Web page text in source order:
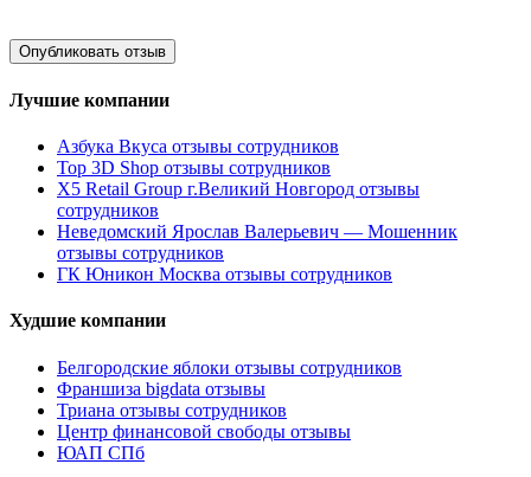
Лучшие компании
Азбука Вкуса отзывы сотрудников
Top 3D Shop отзывы сотрудников
X5 Retail Group г.Великий Новгород отзывы
сотрудников
Неведомский Ярослав Валерьевич — Мошенник
отзывы сотрудников
ГК Юникон Москва отзывы сотрудников
Худшие компании
Белгородские яблоки отзывы сотрудников
Франшиза bigdata отзывы
Триана отзывы сотрудников
Центр финансовой свободы отзывы
ЮАП СПб